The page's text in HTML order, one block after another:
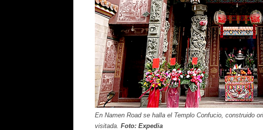
En Namen Road se halla el Templo Confucio, construido
visitada. Foto: Expedia